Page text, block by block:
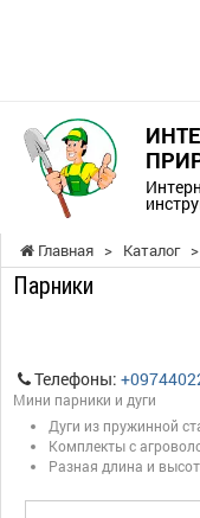
Главная > Каталог >
Парники
Телефоны:
Мини парники и дуги
Дуги из пружинной
Комплекты с
Разная длина и